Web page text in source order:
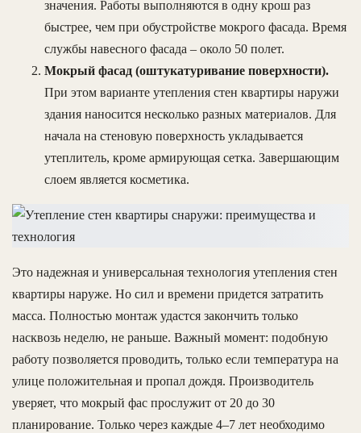
значения. Работы выполняются в одну крош раз
быстрее, чем при обустройстве мокрого фасада. Время
службы навесного фасада – около 50 полет.
Мокрый фасад (оштукатуривание поверхности).
При этом варианте утепления стен квартиры наружи
здания наносится несколько разных материалов. Для
начала на стеновую поверхность укладывается
утеплитель, кроме армирующая сетка. Завершающим
слоем является косметика.
Это надежная и универсальная технология утепления стен
квартиры наруже. Но сил и времени придется затратить
масса. Полностью монтаж удастся закончить только
насквозь неделю, не раньше. Важный момент: подобную
работу позволяется проводить, только если температура на
улице положительная и пропал дождя. Производитель
уверяет, что мокрый фас прослужит от 20 до 30
планирование. Только через каждые 4–7 лет необходимо